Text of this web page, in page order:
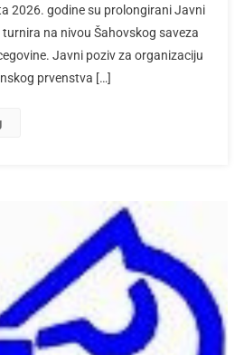
2026. godine su prolongirani Javni
na nivou Šahovskog saveza
Javni poziv za organizaciju
prvenstva […]